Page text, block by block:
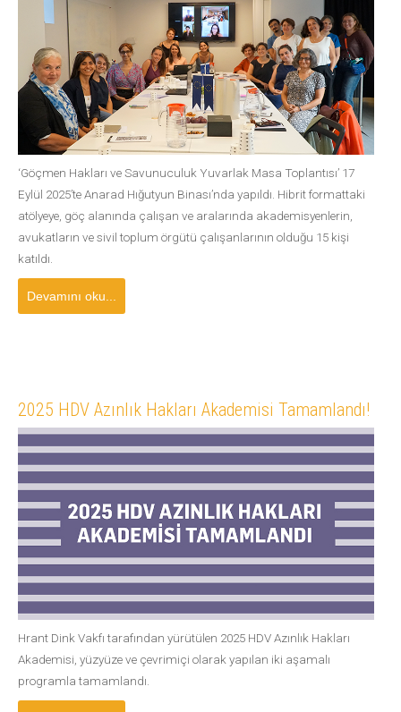
‘Göçmen Hakları ve Savunuculuk Yuvarlak Masa Toplantısı’ 17
Eylül 2025’te Anarad Hığutyun Binası’nda yapıldı. Hibrit formattaki
atölyeye, göç alanında çalışan ve aralarında akademisyenlerin,
avukatların ve sivil toplum örgütü çalışanlarının olduğu 15 kişi
katıldı.
Devamını oku...
2025 HDV Azınlık Hakları Akademisi Tamamlandı!
Hrant Dink Vakfı tarafından yürütülen 2025 HDV Azınlık Hakları
Akademisi, yüzyüze ve çevrimiçi olarak yapılan iki aşamalı
programla tamamlandı.